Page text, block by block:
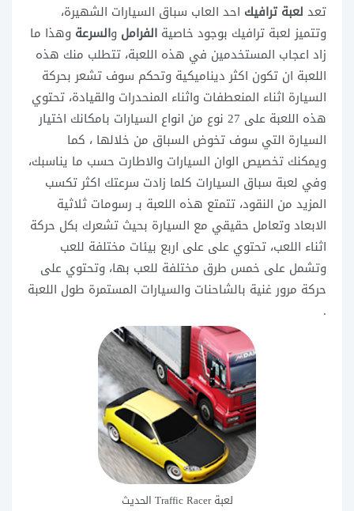
تعد لعبة ترافيك احد العاب سباق السيارات الشهيرة،
وتتميز لعبة ترافيك بوجود خاصية الفرامل والسرعة وهذا ما
زاد اعجاب المستخدمين في هذه اللعبة، تتطلب منك هذه
اللعبة ان تكون اكثر ديناميكية وتحكم سوف تشعر بحركة
السيارة اثناء المنعطفات واثناء المنحدرات والقيادة، تحتوي
هذه اللعبة على 27 نوع من انواع السيارات بامكانك اختيار
السيارة التي سوف تخوض السباق من خلالها ، كما
ويمكنك تخصيص الوان السيارات والاطارت حسب ما يناسبك،
وفي لعبة سباق السيارات كلما زادت سرعتك اكثر تكسب
المزيد من النقود، تتمتع هذه اللعبة بـ رسومات ثلاثية
الابعاد وتعامل حقيقي مع السيارة بحيث تشعرك بكل حركة
اثناء اللعب، تحتوي على على اربع بيئات مختلفة للعب
وتشمل على خمس طرق مختلفة للعب بها، وتحتوي على
حركة مرور غنية بالشاحنات والسيارات المستمرة طول اللعبة
.
لعبة Traffic Racer‏ الحديث